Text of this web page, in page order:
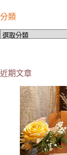
分類
分
近期文章